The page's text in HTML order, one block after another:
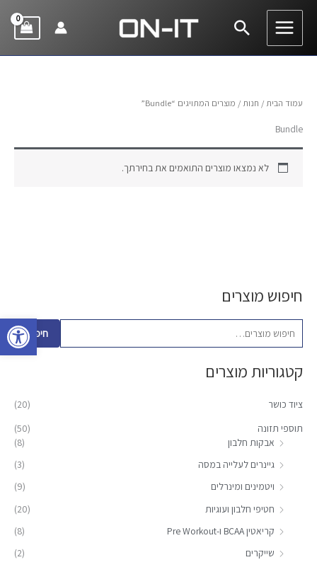
פתח
דילוג
חיפוש
חיפוש מוצרים
ח
ו
ש
ב
ו
חיפוש
קטגוריות מוצרים
ציוד כושר
(20)
תוספי תזונה
(50)
אבקות חלבון
(8)
גיינרים לעלייה במסה
(3)
ויטמינים ומינרלים
(9)
חטיפי חלבון ועוגיות
(20)
קריאטין BCAA ו-Pre Workout
(8)
שייקרים
(2)
עמוד הבית / חנות / מוצרים המתויגים “Bundle”
Bundle
לא נמצאו מוצרים התואמים את בחירתך.